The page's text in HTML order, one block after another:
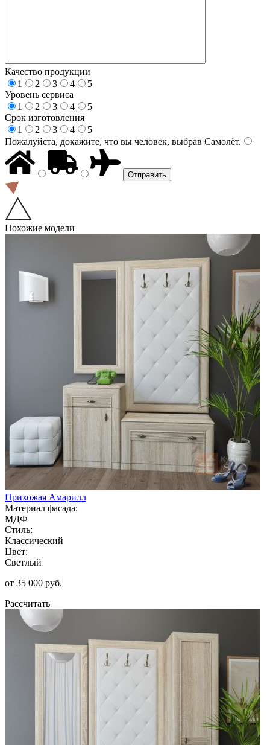
Качество продукции
1
2 3 4
5
Уровень сервиса
1
2 3 4
5
Срок изготовления
1
2 3 4
5
Пожалуйста, докажите, что вы человек, выбрав Самолёт.
Похожие модели
Прихожая Амарилл
Материал фасада:
МДФ
Стиль:
Классический
Цвет:
Светлый
от 35 000 руб.
Рассчитать